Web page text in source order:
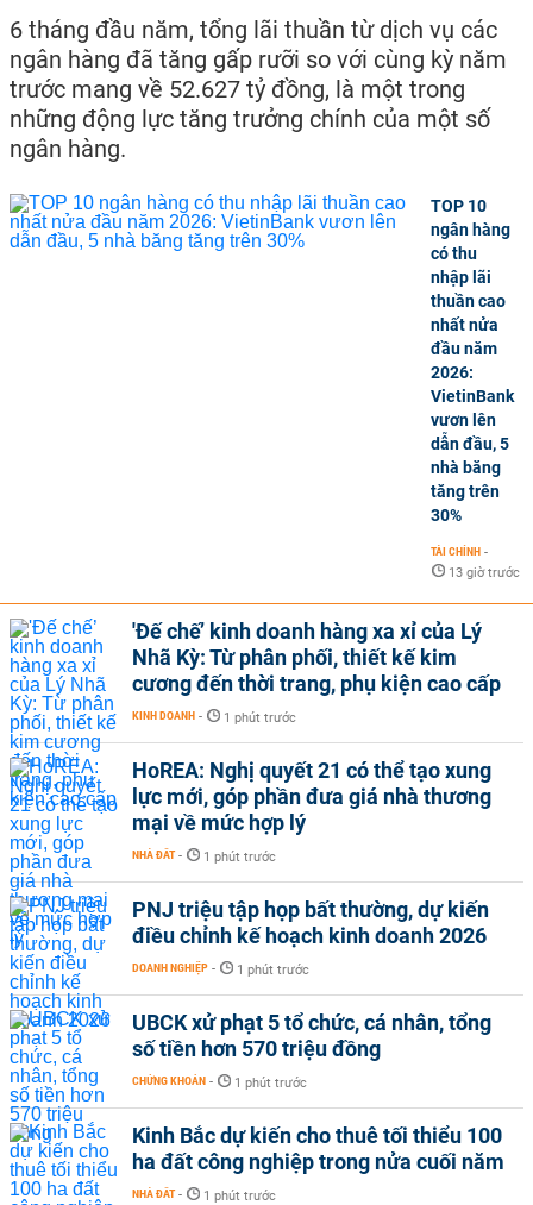
6 tháng đầu năm, tổng lãi thuần từ dịch vụ các
ngân hàng đã tăng gấp rưỡi so với cùng kỳ năm
trước mang về 52.627 tỷ đồng, là một trong
những động lực tăng trưởng chính của một số
ngân hàng.
TOP 10
ngân hàng
có thu
nhập lãi
thuần cao
nhất nửa
đầu năm
2026:
VietinBank
vươn lên
dẫn đầu, 5
nhà băng
tăng trên
30%
TÀI CHÍNH -
13 giờ trước
'Đế chế’ kinh doanh hàng xa xỉ của Lý
Nhã Kỳ: Từ phân phối, thiết kế kim
cương đến thời trang, phụ kiện cao cấp
KINH DOANH - 1 phút trước
HoREA: Nghị quyết 21 có thể tạo xung
lực mới, góp phần đưa giá nhà thương
mại về mức hợp lý
NHÀ ĐẤT - 1 phút trước
PNJ triệu tập họp bất thường, dự kiến
điều chỉnh kế hoạch kinh doanh 2026
DOANH NGHIỆP - 1 phút trước
UBCK xử phạt 5 tổ chức, cá nhân, tổng
số tiền hơn 570 triệu đồng
CHỨNG KHOÁN - 1 phút trước
Kinh Bắc dự kiến cho thuê tối thiểu 100
ha đất công nghiệp trong nửa cuối năm
NHÀ ĐẤT - 1 phút trước